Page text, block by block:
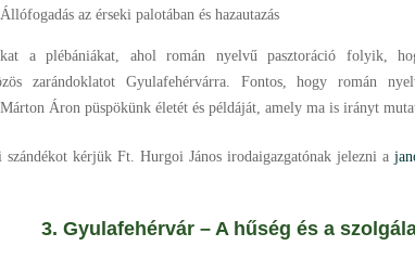
az érseki palotában és hazautazás
a plébániákat, ahol román nyelvű pasztoráció folyik,
zarándoklatot Gyulafehérvárra. Fontos, hogy román
Áron püspökünk életét és példáját, amely ma is irányt
szándékot kérjük Ft. Hurgoi János irodaigazgatónak jelezni a
Gyulafehérvár – A hűség és a